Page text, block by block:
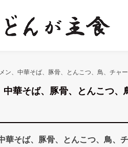
ン、中華そば、豚骨、とんこつ、鳥、チャ
中華そば、豚骨、とんこつ
華そば、豚骨、とんこつ、鳥